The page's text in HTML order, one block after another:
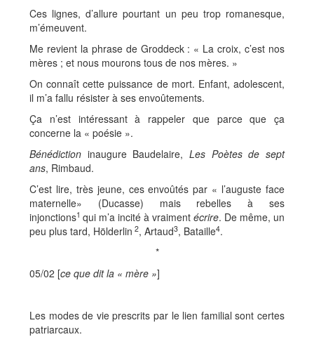
Ces lignes, d’allure pourtant un peu trop romanesque,
m’émeuvent.
Me revient la phrase de Groddeck : « La croix, c’est nos
mères ; et nous mourons tous de nos mères. »
On connaît cette puissance de mort. Enfant, adolescent,
il m’a fallu résister à ses envoûtements.
Ça n’est intéressant à rappeler que parce que ça
concerne la « poésie ».
Bénédiction inaugure Baudelaire, Les Poètes de sept
ans, Rimbaud.
C’est lire, très jeune, ces envoûtés par « l’auguste face
maternelle» (Ducasse) mais rebelles à ses
injonctions1 qui m’a incité à vraiment écrire. De même, un
peu plus tard, Hölderlin 2, Artaud3, Bataille4.
*
05/02 [ce que dit la « mère »]
Les modes de vie prescrits par le lien familial sont certes
patriarcaux.